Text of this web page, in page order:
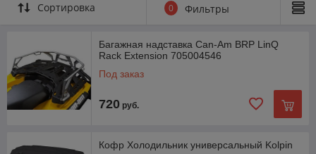
Сортировка 0 Фильтры
Багажная надставка Can-Am BRP LinQ
Rack Extension 705004546
Под заказ
720 руб.
Кофр Холодильник универсальный Kolpin